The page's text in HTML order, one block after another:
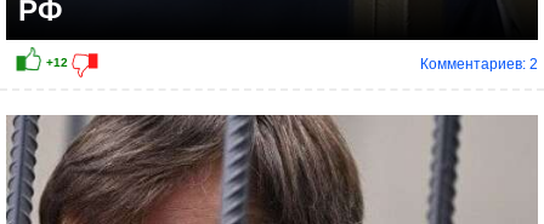
-3
РФ
Комментариев: 2